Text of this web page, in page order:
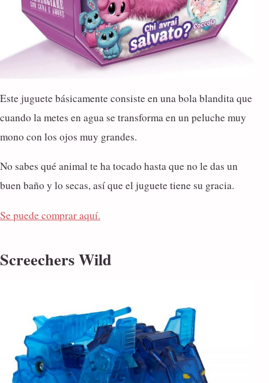
Este juguete básicamente consiste en una bola blandita que
cuando la metes en agua se transforma en un peluche muy
mono con los ojos muy grandes.
No sabes qué animal te ha tocado hasta que no le das un
buen baño y lo secas, así que el juguete tiene su gracia.
Se puede comprar aquí.
Screechers Wild